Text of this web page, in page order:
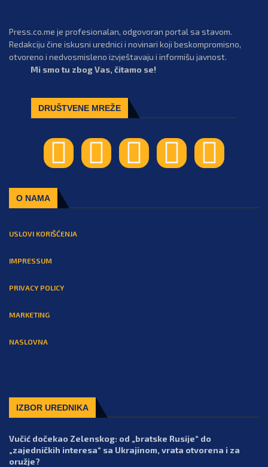
Press.co.me je profesionalan, odgovoran portal sa stavom.
Redakciju čine iskusni urednici i novinari koji beskompromisno,
otvoreno i nedvosmisleno izvještavaju i informišu javnost.
Mi smo tu zbog Vas, čitamo se!
DRUŠTVENE MREŽE
O NAMA
USLOVI KORIŠĆENJA
IMPRESSUM
PRIVACY POLICY
MARKETING
NASLOVNA
IZBOR UREDNIKA
Vučić dočekao Zelenskog: od „bratske Rusije“ do
„zajedničkih interesa“ sa Ukrajinom, vrata otvorena i za
oružje?